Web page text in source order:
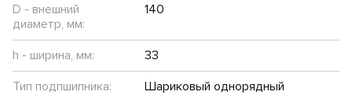
D - внешний
диаметр, мм:
140
h - ширина, мм:
33
Тип подпшипника:
Шариковый однорядный